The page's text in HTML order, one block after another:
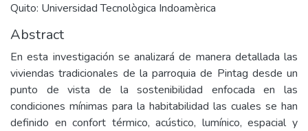
Quito: Universidad Tecnològica Indoamèrica
Abstract
En esta investigación se analizará de manera detallada las
viviendas tradicionales de la parroquia de Pintag desde un
punto de vista de la sostenibilidad enfocada en las
condiciones mínimas para la habitabilidad las cuales se han
definido en confort térmico, acústico, lumínico, espacial y